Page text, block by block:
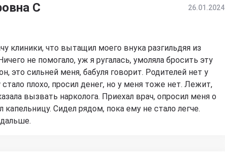
С 26.01.2024
клиники, что вытащил моего внука разгильдяя из
не помогало, уж я ругалась, умоляла бросить эту
это сильней меня, бабуля говорит. Родителей нет у
плохо, просил денег, но у меня тоже нет. Лежит,
вызвать нарколога. Приехал врач, опросил меня о
Сидел рядом, пока ему не стало легче.